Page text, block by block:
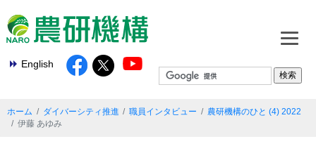
English
ホーム ダイバーシティ推進 職員インタビュー
農研機構のひと (4) 2022
伊藤 あゆみ